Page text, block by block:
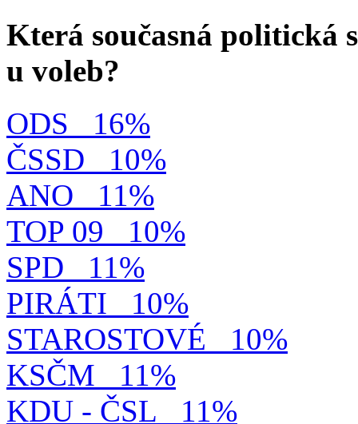
Která současná politická
u voleb?
ODS
16%
ČSSD
10%
ANO
11%
TOP 09
10%
SPD
11%
PIRÁTI
10%
STAROSTOVÉ
10%
KSČM
11%
KDU - ČSL
11%